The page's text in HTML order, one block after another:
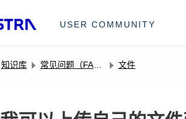
USER COMMUNITY
知识库 常见问题（FAQ） 文件